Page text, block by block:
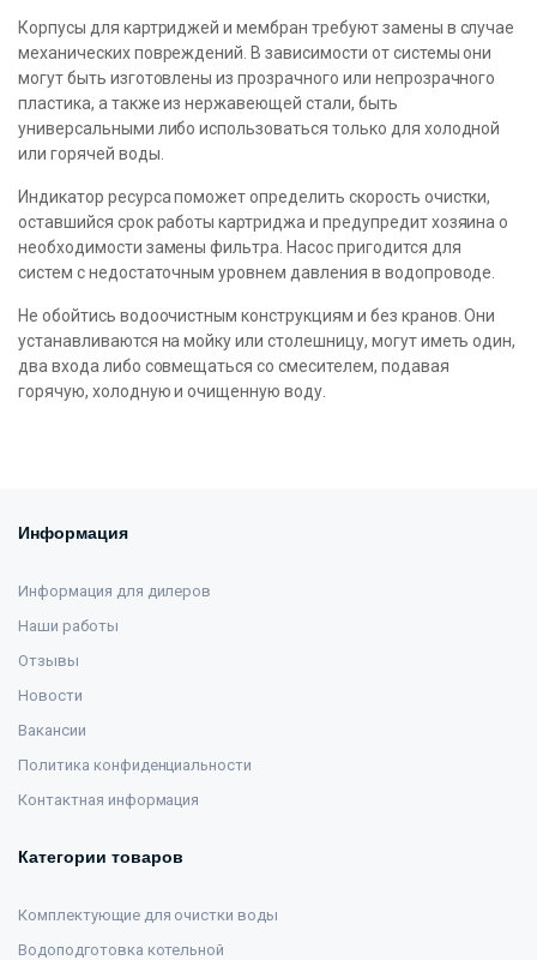
Корпусы для картриджей и мембран требуют замены в случае
механических повреждений. В зависимости от системы они
могут быть изготовлены из прозрачного или непрозрачного
пластика, а также из нержавеющей стали, быть
универсальными либо использоваться только для холодной
или горячей воды.
Индикатор ресурса поможет определить скорость очистки,
оставшийся срок работы картриджа и предупредит хозяина о
необходимости замены фильтра. Насос пригодится для
систем с недостаточным уровнем давления в водопроводе.
Не обойтись водоочистным конструкциям и без кранов. Они
устанавливаются на мойку или столешницу, могут иметь один,
два входа либо совмещаться со смесителем, подавая
горячую, холодную и очищенную воду.
Информация
Информация для дилеров
Наши работы
Отзывы
Новости
Вакансии
Политика конфиденциальности
Контактная информация
Категории товаров
Комплектующие для очистки воды
Водоподготовка котельной